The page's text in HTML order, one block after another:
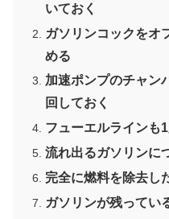
いておく
ガソリンコックをオ
める
加速ポンプのチャン
回しておく
フューエルラインも
流れ出るガソリンに
完全に燃料を除去し
ガソリンが残ってい